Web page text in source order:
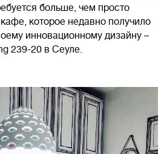
больше, чем просто
которое недавно получило
инновационному дизайну –
239-20 в Сеуле.